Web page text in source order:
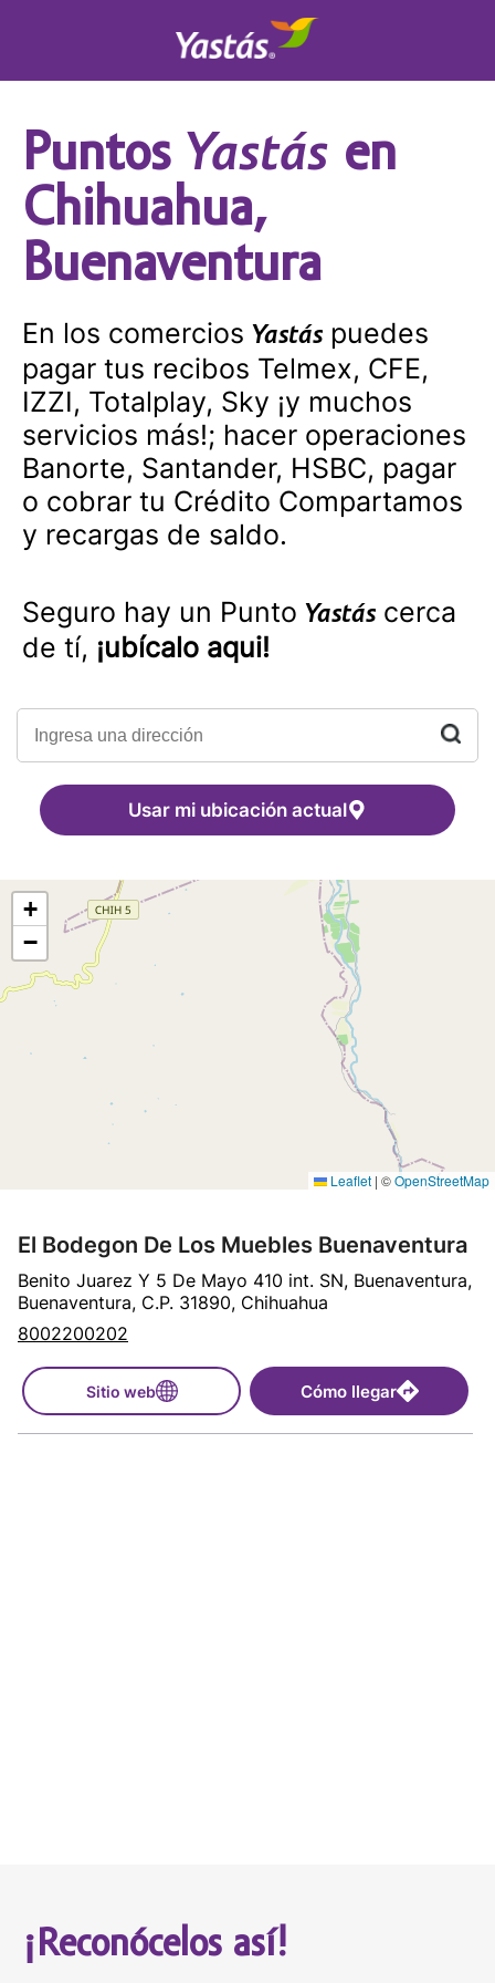
Puntos Yastás en
Chihuahua,
Buenaventura
En los comercios Yastás puedes
pagar tus recibos Telmex, CFE,
IZZI, Totalplay, Sky ¡y muchos
servicios más!; hacer operaciones
Banorte, Santander, HSBC, pagar
o cobrar tu Crédito Compartamos
y recargas de saldo.
Seguro hay un Punto Yastás cerca
de tí, ¡ubícalo aqui!
Usar mi ubicación actual
El Bodegon De Los Muebles Buenaventura
Benito Juarez Y 5 De Mayo 410 int. SN, Buenaventura,
Buenaventura, C.P. 31890, Chihuahua
8002200202
Sitio web Cómo llegar
+
−
Leaflet | ©OpenStreetMap
¡Reconócelos así!